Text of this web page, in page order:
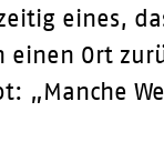
eines,
Ort
„Manche